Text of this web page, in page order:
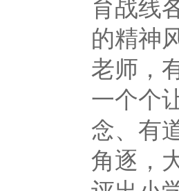
的精神
老师，
一个个
念、有
角逐，